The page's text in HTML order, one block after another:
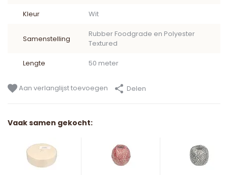
Kleur Wit
Samenstelling
Rubber Foodgrade en Polyester
Textured
Lengte 50 meter
Aan verlanglijst toevoegen Delen
Vaak samen gekocht: